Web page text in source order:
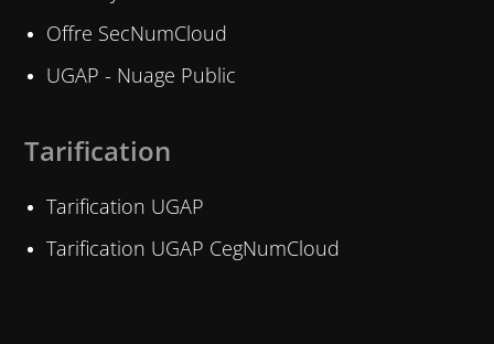
Offre SecNumCloud
UGAP - Nuage Public
Tarification
Tarification UGAP
Tarification UGAP CegNumCloud